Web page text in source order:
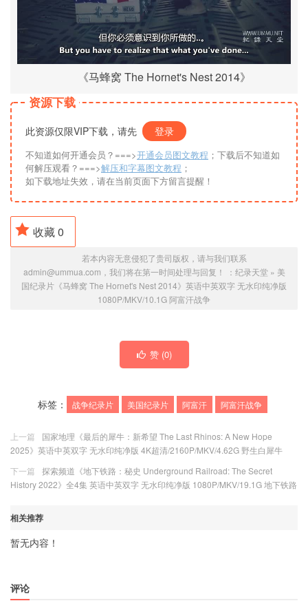
《马蜂窝 The Hornet's Nest 2014》
资源下载
此资源仅限VIP下载，请先 登录
不知道如何开通会员？===>开通会员图文教程 ；下载后不知道如
何解压观看？===>解压和字幕图文教程 ；
如下载地址失效，请在当前页面下方留言提醒！
收藏0
若本内容无意侵犯了贵司版权，请与我们联系
admin@ummua.com，我们将在第一时间处理与回复！ ： 纪录天堂» 美
国纪录片《马蜂窝 The Hornet's Nest 2014》英语中英双字 无水印纯净版
1080P/MKV/10.1G 阿富汗战争
赞 (0)
标签： 战争纪录片 美国纪录片 阿富汗 阿富汗战争
上一篇
国家地理《最后的犀牛：新希望 The Last Rhinos: A New Hope
2025》英语中英双字 无水印纯净版 4K超清/2160P/MKV/4.62G 野生白犀牛
下一篇
探索频道《地下铁路：秘史 Underground Railroad: The Secret
History 2022》全4集 英语中英双字 无水印纯净版 1080P/MKV/19.1G 地下铁路
相关推荐
暂无内容！
评论